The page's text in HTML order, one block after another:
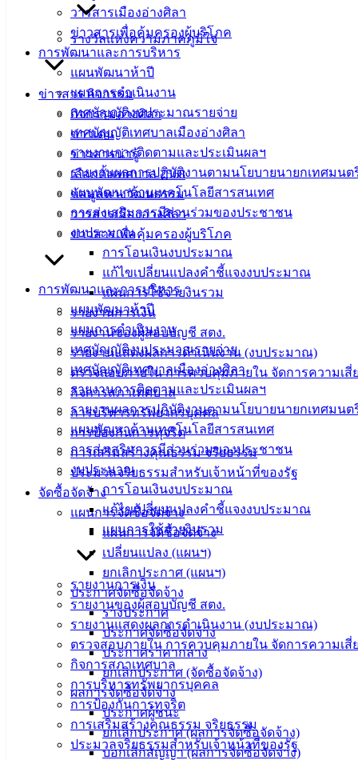
วารสารเมืองอ่างศิลา
ข่าวสารเพื่อคุ้มครองผู้บริโภค
การพัฒนาและการบริหาร
แผนพัฒนาห้าปี
แผนการดำเนินงาน
เทศบัญญัติงบประมาณรายจ่าย
เทศบัญญัติเทศบาลเมืองอ่างศิลา
รายงานการติดตามและประเมินผลฯ
รายงานผลการปฏิบัติงานตามนโยบายนายกเทศมนต
แผนพัฒนาด้านเทคโนโลยีสารสนเทศ
การส่งเสริมการมีส่วนร่วมของประชาชน
งบประมาณ
การโอนเงินงบประมาณ
แก้ไขเปลี่ยนแปลงคำชี้แจงงบประมาณ
แผนการใช้จ่ายงินรวม
รายงานการเงิน
รายงานของผู้สอบบัญชี สตง.
รายงานแสดงผลการดำเนินงาน (งบประมาณ)
ตรวจสอบภายใน การควบคุมภายใน จัดการความเสี่
กิจการสภาเทศบาล
การบริหารทรัพยากรบุคคล
การป้องกันการทุจริต
การเสริมสร้างคุณธรรม จริยธรรม
ประมวลจริยธรรมสำหรับเจ้าหน้าที่ของรัฐ
จัดซื้อจัดจ้าง
แผนการจัดซื้อจัดจ้าง
แผนการจัดซื้อจัดจ้าง
เปลี่ยนแปลง (แผนฯ)
ยกเลิกประกาศ (แผนฯ)
ประกาศจัดซื้อจัดจ้าง
ร่างประกาศ
ประกาศจัดซื้อจัดจ้าง
ประกาศราคากลาง
ยกเลิกประกาศ (จัดซื้อจัดจ้าง)
ผลการจัดซื้อจัดจ้าง
ประกาศผู้ชนะ
ยกเลิกประกาศ (ผลการจัดซื้อจัดจ้าง)
บอกเลิกสัญญา (ผลการจัดซื้อจัดจ้าง)
รางวัลแห่งความภาคภูมิใจ
ข่าวสาร กิจกรรม
กิจกรรมอ่างศิลา
ข่าวเด่น
ข่าวสารน่ารู้
เลือกตั้งเทศบาล 2568
ข้อมูลทางวัฒนธรรม
วารสารเมืองอ่างศิลา
ข่าวสารเพื่อคุ้มครองผู้บริโภค
การพัฒนาและการบริหาร
แผนพัฒนาห้าปี
แผนการดำเนินงาน
เทศบัญญัติงบประมาณรายจ่าย
เทศบัญญัติเทศบาลเมืองอ่างศิลา
รายงานการติดตามและประเมินผลฯ
รายงานผลการปฏิบัติงานตามนโยบายนายกเทศมนต
แผนพัฒนาด้านเทคโนโลยีสารสนเทศ
การส่งเสริมการมีส่วนร่วมของประชาชน
งบประมาณ
การโอนเงินงบประมาณ
แก้ไขเปลี่ยนแปลงคำชี้แจงงบประมาณ
แผนการใช้จ่ายงินรวม
รายงานการเงิน
รายงานของผู้สอบบัญชี สตง.
รายงานแสดงผลการดำเนินงาน (งบประมาณ)
ตรวจสอบภายใน การควบคุมภายใน จัดการความเสี่
กิจการสภาเทศบาล
การบริหารทรัพยากรบุคคล
การป้องกันการทุจริต
การเสริมสร้างคุณธรรม จริยธรรม
ประมวลจริยธรรมสำหรับเจ้าหน้าที่ของรัฐ
สำนักงาน
เทศบาลเมือง
อ่างศิลา 90/338
ม.3 ต.เสม็ด
อ.เมือง จ.ชลบุรี